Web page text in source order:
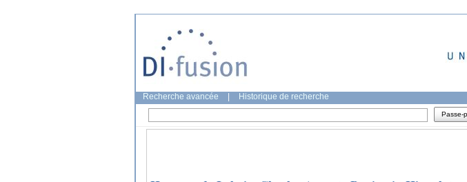
Recherche avancée Historique de recherche
Passe-